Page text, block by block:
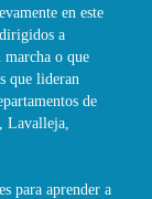
en este
a
marcha o que
que lideran
de
Lavalleja,
para aprender a